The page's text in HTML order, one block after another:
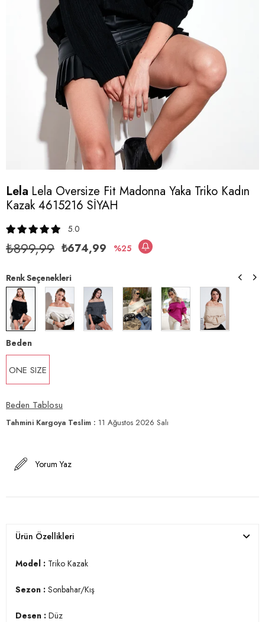
Lela Lela Oversize Fit Madonna Yaka Triko Kadın
Kazak 4615216 SİYAH
5.0
₺899,99 ₺674,99 25
Renk Seçenekleri
Beden
ONE SIZE
Beden Tablosu
Tahmini Kargoya Teslim : 11 Ağustos 2026 Salı
Yorum Yaz
Ürün Özellikleri
Model : Triko Kazak
Sezon : Sonbahar/Kış
Desen : Düz